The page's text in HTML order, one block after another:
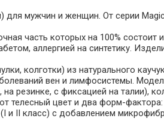
для мужчин и женщин. От серии
часть которых на 100% состоит
аллергией на синтетику.
колготки) из натурального
вен и лимфосистемы.
резинке, с фиксацией на талии),
телесный цвет и два форм-
и II класс) с добавлением